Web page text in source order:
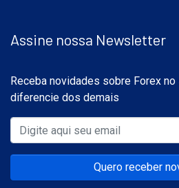
Assine nossa Newsletter
Receba novidades sobre Forex
diferencie dos demais
Quero receber